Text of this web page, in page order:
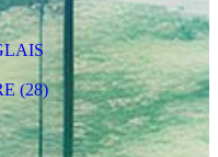
(28)